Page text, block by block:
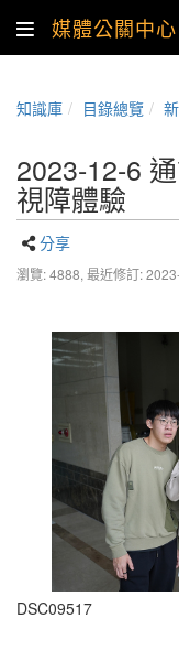
媒體公關中心
知識庫 目錄總覽
2023-12-6
視障體驗
分享
瀏覽: 4888, 最近修訂:
DSC09517